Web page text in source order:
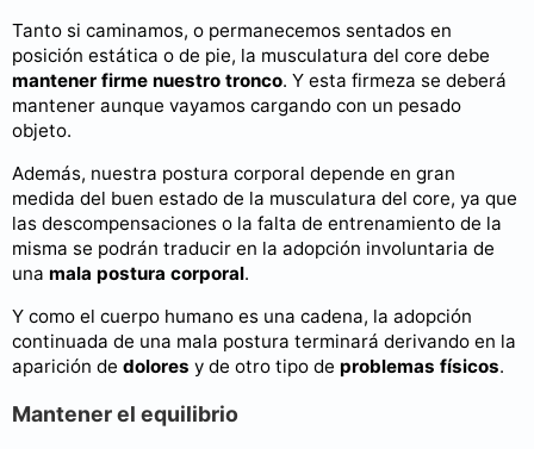
Tanto si caminamos, o permanecemos sentados en
posición estática o de pie, la musculatura del core debe
mantener firme nuestro tronco. Y esta firmeza se deberá
mantener aunque vayamos cargando con un pesado
objeto.
Además, nuestra postura corporal depende en gran
medida del buen estado de la musculatura del core, ya que
las descompensaciones o la falta de entrenamiento de la
misma se podrán traducir en la adopción involuntaria de
una mala postura corporal.
Y como el cuerpo humano es una cadena, la adopción
continuada de una mala postura terminará derivando en la
aparición de dolores y de otro tipo de problemas físicos.
Mantener el equilibrio